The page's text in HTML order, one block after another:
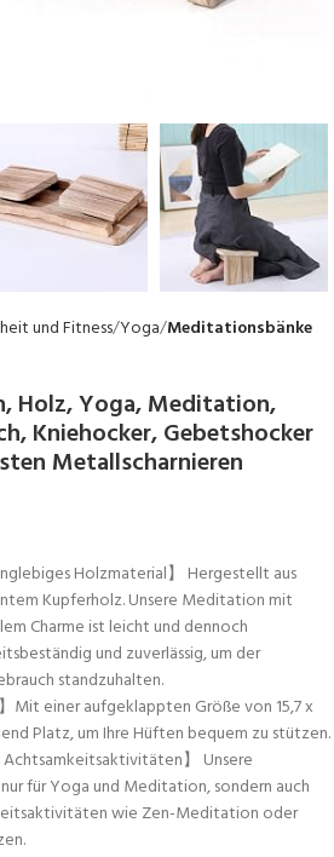
und Fitness Yoga Meditationsbänke
Holz, Yoga, Meditation,
Kniehocker, Gebetshocker
Metallscharnieren
Holzmaterial】 Hergestellt aus
Kupferholz. Unsere Meditation mit
Charme ist leicht und dennoch
und zuverlässig, um der
standzuhalten.
Mit einer aufgeklappten Größe von 15,7 x
Platz, um Ihre Hüften bequem zu stützen.
Achtsamkeitsaktivitäten】 Unsere
für Yoga und Meditation, sondern auch
wie Zen-Meditation oder